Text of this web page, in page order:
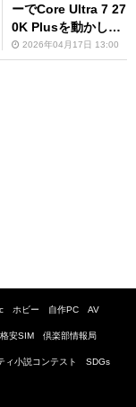
ーでCore Ultra 7 27
0K Plusを動かして
みた2026年04月17日 13:00
ホビー 自作PC AV
格安SIM 倶楽部情報局
ィ小説コンテスト SDGs